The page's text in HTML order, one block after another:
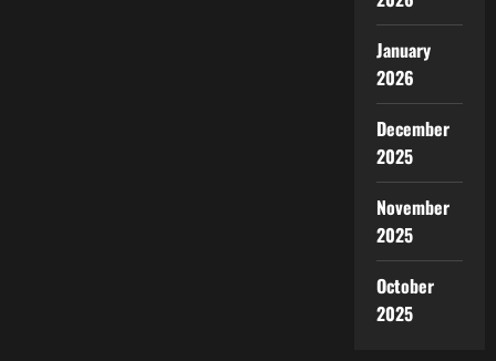
January
2026
December
2025
November
2025
October
2025